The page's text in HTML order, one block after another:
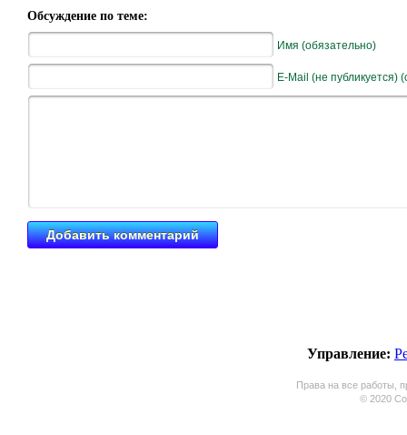
Обсуждение по теме:
Имя (обязательно)
E-Mail (не публикуется)
Управление:
Права на все работы,
© 2020